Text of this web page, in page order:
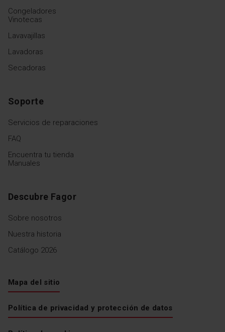
Congeladores
Vinotecas
Lavavajillas
Lavadoras
Secadoras
Soporte
Servicios de reparaciones
FAQ
Encuentra tu tienda
Manuales
Descubre Fagor
Sobre nosotros
Nuestra historia
Catálogo 2026
Mapa del sitio
Política de privacidad y protección de datos